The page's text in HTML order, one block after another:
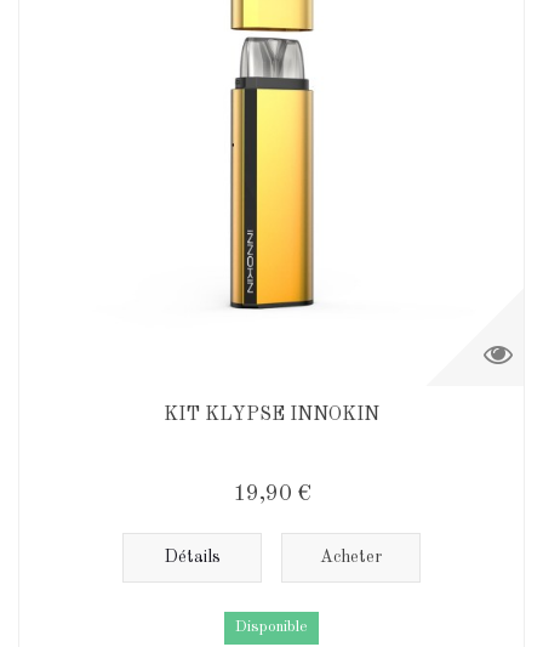
KIT KLYPSE INNOKIN
19,90 €
Détails Acheter
Disponible